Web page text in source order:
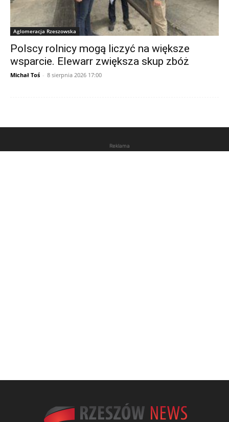
Aglomeracja Rzeszowska
Polscy rolnicy mogą liczyć na większe
wsparcie. Elewarr zwiększa skup zbóż
Michał Toś - 8 sierpnia 2026 17:00
Reklama